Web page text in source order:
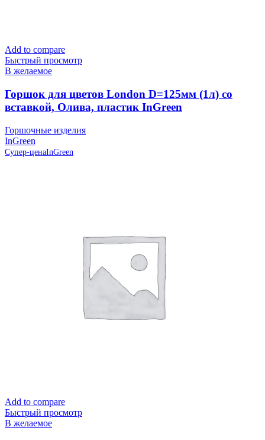
Add to compare
Быстрый просмотр
В желаемое
Горшок для цветов London D=125мм (1л) со
вставкой, Олива, пластик InGreen
Горшочные изделия
InGreen
Супер-ценаInGreen
Add to compare
Быстрый просмотр
В желаемое